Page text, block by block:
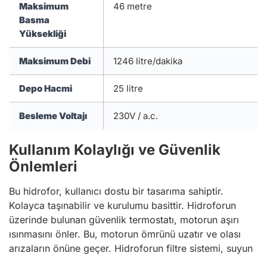
Maksimum
Basma
Yüksekliği
46 metre
Maksimum Debi 1246 litre/dakika
Depo Hacmi 25 litre
Besleme Voltajı 230V / a.c.
Kullanım Kolaylığı ve Güvenlik
Önlemleri
Bu hidrofor, kullanıcı dostu bir tasarıma sahiptir.
Kolayca taşınabilir ve kurulumu basittir. Hidroforun
üzerinde bulunan güvenlik termostatı, motorun aşırı
ısınmasını önler. Bu, motorun ömrünü uzatır ve olası
arızaların önüne geçer. Hidroforun filtre sistemi, suyun